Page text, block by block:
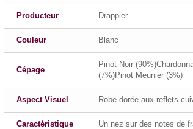
Producteur Drappier
Couleur Blanc
Cépage
Pinot Noir
(7%)Pinot Meunier (3%)
Aspect Visuel Robe dorée aux reflets
Caractéristique
Un nez sur des notes de